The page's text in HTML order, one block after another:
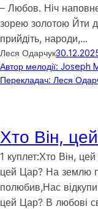
– Любов. Ніч
зорею золотою Йти
прийдіть, народи,…
Леся Одарчук
Автор мелодії: Joseph
Перекладач: Леся
Хто Він,
1 куплет:Хто Він,
цей Цар? На землю
полюбив,Нас
цей Цар? В любові